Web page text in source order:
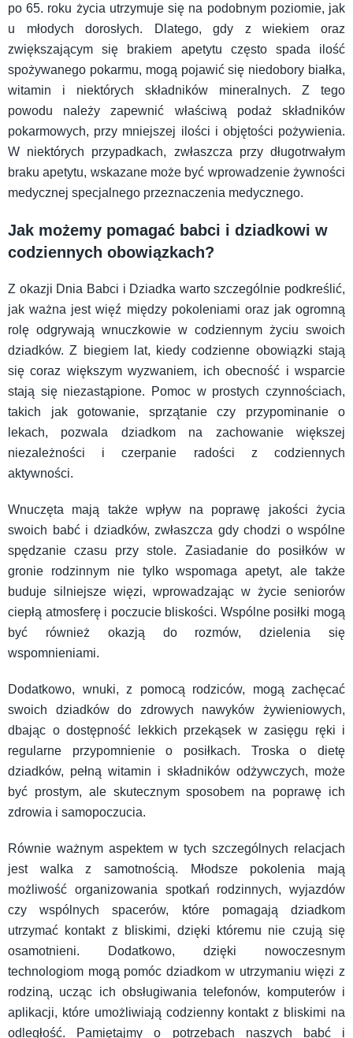
po 65. roku życia utrzymuje się na podobnym poziomie, jak
u młodych dorosłych. Dlatego, gdy z wiekiem oraz
zwiększającym się brakiem apetytu często spada ilość
spożywanego pokarmu, mogą pojawić się niedobory białka,
witamin i niektórych składników mineralnych. Z tego
powodu należy zapewnić właściwą podaż składników
pokarmowych, przy mniejszej ilości i objętości pożywienia.
W niektórych przypadkach, zwłaszcza przy długotrwałym
braku apetytu, wskazane może być wprowadzenie żywności
medycznej specjalnego przeznaczenia medycznego.
Jak możemy pomagać babci i dziadkowi w
codziennych obowiązkach?
Z okazji Dnia Babci i Dziadka warto szczególnie podkreślić,
jak ważna jest więź między pokoleniami oraz jak ogromną
rolę odgrywają wnuczkowie w codziennym życiu swoich
dziadków. Z biegiem lat, kiedy codzienne obowiązki stają
się coraz większym wyzwaniem, ich obecność i wsparcie
stają się niezastąpione. Pomoc w prostych czynnościach,
takich jak gotowanie, sprzątanie czy przypominanie o
lekach, pozwala dziadkom na zachowanie większej
niezależności i czerpanie radości z codziennych
aktywności.
Wnuczęta mają także wpływ na poprawę jakości życia
swoich babć i dziadków, zwłaszcza gdy chodzi o wspólne
spędzanie czasu przy stole. Zasiadanie do posiłków w
gronie rodzinnym nie tylko wspomaga apetyt, ale także
buduje silniejsze więzi, wprowadzając w życie seniorów
ciepłą atmosferę i poczucie bliskości. Wspólne posiłki mogą
być również okazją do rozmów, dzielenia się
wspomnieniami.
Dodatkowo, wnuki, z pomocą rodziców, mogą zachęcać
swoich dziadków do zdrowych nawyków żywieniowych,
dbając o dostępność lekkich przekąsek w zasięgu ręki i
regularne przypomnienie o posiłkach. Troska o dietę
dziadków, pełną witamin i składników odżywczych, może
być prostym, ale skutecznym sposobem na poprawę ich
zdrowia i samopoczucia.
Równie ważnym aspektem w tych szczególnych relacjach
jest walka z samotnością. Młodsze pokolenia mają
możliwość organizowania spotkań rodzinnych, wyjazdów
czy wspólnych spacerów, które pomagają dziadkom
utrzymać kontakt z bliskimi, dzięki któremu nie czują się
osamotnieni. Dodatkowo, dzięki nowoczesnym
technologiom mogą pomóc dziadkom w utrzymaniu więzi z
rodziną, ucząc ich obsługiwania telefonów, komputerów i
aplikacji, które umożliwiają codzienny kontakt z bliskimi na
odległość. Pamiętajmy o potrzebach naszych babć i